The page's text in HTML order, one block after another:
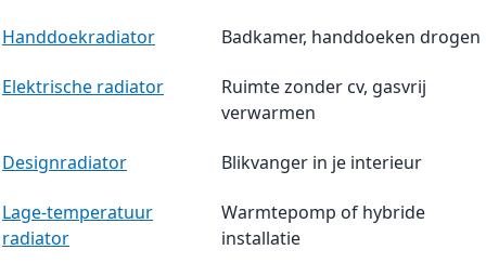
Handdoekradiator Badkamer, handdoeken drogen
Elektrische radiator
Ruimte zonder cv, gasvrij
verwarmen
Designradiator Blikvanger in je interieur
Lage-temperatuur
radiator
Warmtepomp of hybride
installatie